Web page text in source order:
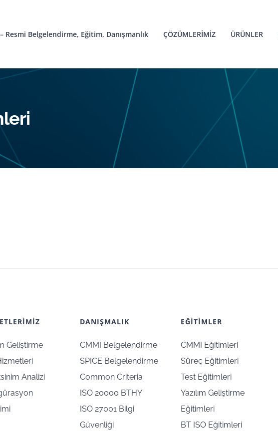
Resmi Belgelendirme, Eğitim, Danışmanlık ÇÖZÜMLERİMİZ ÜRÜNLER
Geliştirme
Analizi
DANIŞMALIK
CMMI Belgelendirme
SPICE Belgelendirme
Common Criteria
ISO 20000 BTHY
ISO 27001 Bilgi
Güvenliği
EĞİTİMLER
CMMI Eğitimleri
Süreç Eğitimleri
Test Eğitimleri
Yazılım Geliştirme
Eğitimleri
BT ISO Eğitimleri